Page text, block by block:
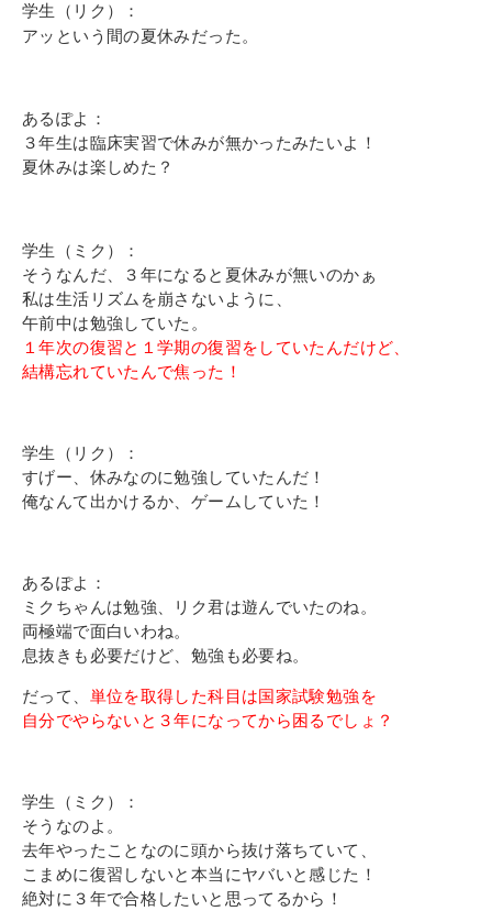
お問い合わせ
教職員採用情報
その他
学生（リク）：
アッという間の夏休みだった。
あるぽよ：
３年生は臨床実習で休みが無かったみたいよ！
夏休みは楽しめた？
学生（ミク）：
そうなんだ、３年になると夏休みが無いのかぁ
私は生活リズムを崩さないように、
午前中は勉強していた。
１年次の復習と１学期の復習をしていたんだけど、
結構忘れていたんで焦った！
学生（リク）：
すげー、休みなのに勉強していたんだ！
俺なんて出かけるか、ゲームしていた！
あるぽよ：
ミクちゃんは勉強、リク君は遊んでいたのね。
両極端で面白いわね。
息抜きも必要だけど、勉強も必要ね。
だって、 単位を取得した科目は国家試験勉強を
自分でやらないと３年になってから困るでしょ？
学生（ミク）：
そうなのよ。
去年やったことなのに頭から抜け落ちていて、
こまめに復習しないと本当にヤバいと感じた！
絶対に３年で合格したいと思ってるから！